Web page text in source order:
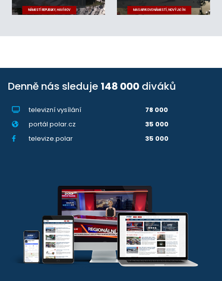
NÁMĚSTÍ REPUBLIKY, HAVÍŘOV MASARYKOVO NÁMĚSTÍ, NOVÝ JIČÍN
Denně nás sleduje 148 000 diváků
televizní vysílání
78 000
portál polar.cz
35 000
televize.polar
35 000